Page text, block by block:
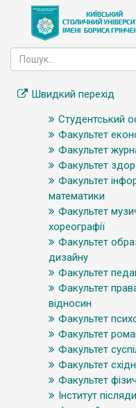
Швидкий перехід
Студентський
Факультет
Факультет
Факультет
Факультет
математики
Факультет
хореографії
Факультет
дизайну
Факультет
Факультет
відносин
Факультет
Факультет
Факультет
Факультет
Факультет
Інститут